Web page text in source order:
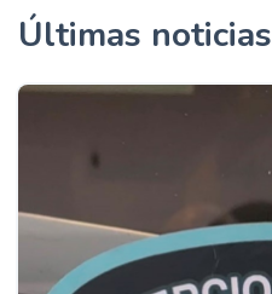
Últimas noticias